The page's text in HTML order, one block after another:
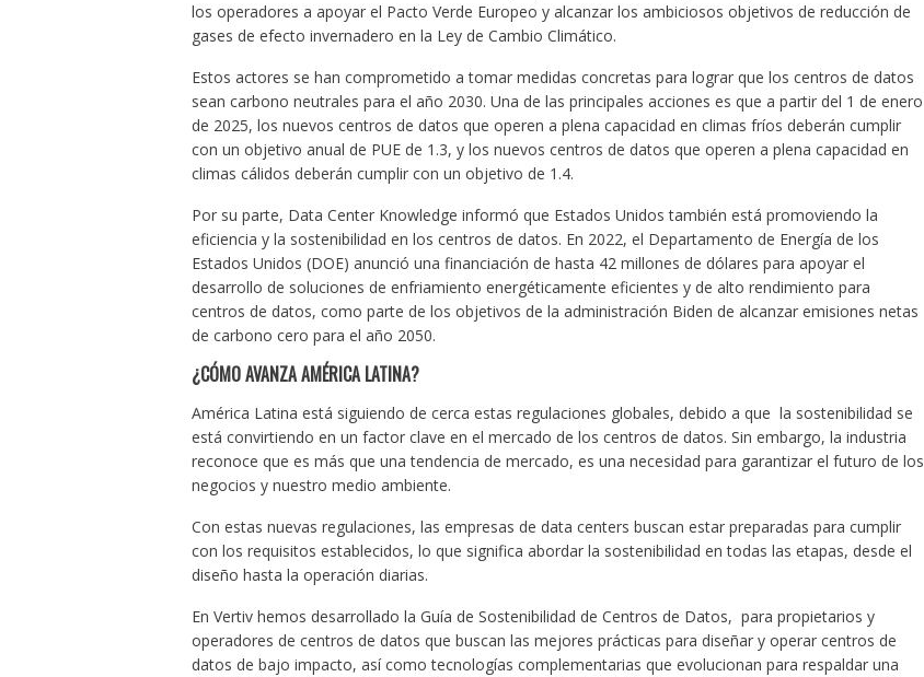
los operadores a apoyar el Pacto Verde Europeo y alcanzar los ambiciosos objetivos de reducción de
gases de efecto invernadero en la Ley de Cambio Climático.
Estos actores se han comprometido a tomar medidas concretas para lograr que los centros de datos
sean carbono neutrales para el año 2030. Una de las principales acciones es que a partir del 1 de enero
de 2025, los nuevos centros de datos que operen a plena capacidad en climas fríos deberán cumplir
con un objetivo anual de PUE de 1.3, y los nuevos centros de datos que operen a plena capacidad en
climas cálidos deberán cumplir con un objetivo de 1.4.
Por su parte, Data Center Knowledge informó que Estados Unidos también está promoviendo la
eficiencia y la sostenibilidad en los centros de datos. En 2022, el Departamento de Energía de los
Estados Unidos (DOE) anunció una financiación de hasta 42 millones de dólares para apoyar el
desarrollo de soluciones de enfriamiento energéticamente eficientes y de alto rendimiento para
centros de datos, como parte de los objetivos de la administración Biden de alcanzar emisiones netas
de carbono cero para el año 2050.
¿CÓMO AVANZA AMÉRICA LATINA?
América Latina está siguiendo de cerca estas regulaciones globales, debido a que la sostenibilidad se
está convirtiendo en un factor clave en el mercado de los centros de datos. Sin embargo, la industria
reconoce que es más que una tendencia de mercado, es una necesidad para garantizar el futuro de los
negocios y nuestro medio ambiente.
Con estas nuevas regulaciones, las empresas de data centers buscan estar preparadas para cumplir
con los requisitos establecidos, lo que significa abordar la sostenibilidad en todas las etapas, desde el
diseño hasta la operación diarias.
En Vertiv hemos desarrollado la Guía de Sostenibilidad de Centros de Datos, para propietarios y
operadores de centros de datos que buscan las mejores prácticas para diseñar y operar centros de
datos de bajo impacto, así como tecnologías complementarias que evolucionan para respaldar una